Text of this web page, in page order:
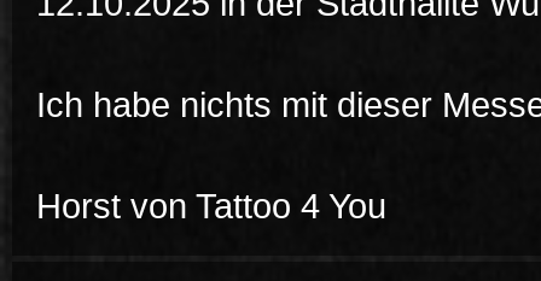
Ich habe nichts mit dieser
Horst von Tattoo 4 You